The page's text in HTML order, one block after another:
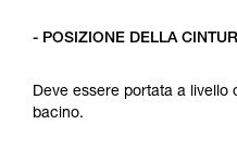
- POSIZIONE DELLA
Deve essere portata a livello
bacino.